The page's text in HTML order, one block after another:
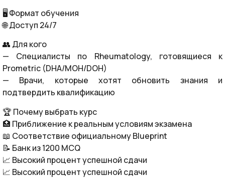
🖥️ Формат обучения
🌐 Доступ 24/7
👥 Для кого
— Специалисты по Rheumatology, готовящиеся к
Prometric (DHA/MOH/DOH)
— Врачи, которые хотят обновить знания и
подтвердить квалификацию
🏆 Почему выбрать курс
🏥 Приближение к реальным условиям экзамена
📖 Соответствие официальному Blueprint
📝 Банк из 1200 MCQ
📈 Высокий процент успешной сдачи
📈 Высокий процент успешной сдачи